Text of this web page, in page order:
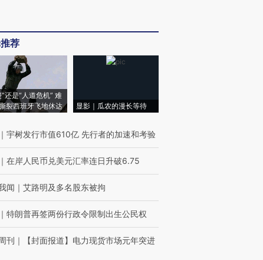
荐
”还是“人道危机” 难
裂西班牙飞地休达
显影｜瓜农的漫长等待
｜ 宇树发行市值610亿 先行者的加速和考验
｜ 在岸人民币兑美元汇率连日升破6.75
闻 ｜ 艾路明及多名股东被拘
｜ 特朗普再签两份行政令限制出生公民权
刊 ｜ 【封面报道】电力现货市场元年突进